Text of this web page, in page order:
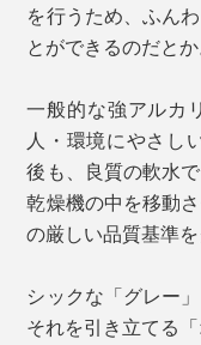
を行うため、ふん
とができるのだとか
一般的な強アルカ
人・環境にやさし
後も、良質の軟水
乾燥機の中を移動
の厳しい品質基準を
シックな「グレー
それを引き立てる